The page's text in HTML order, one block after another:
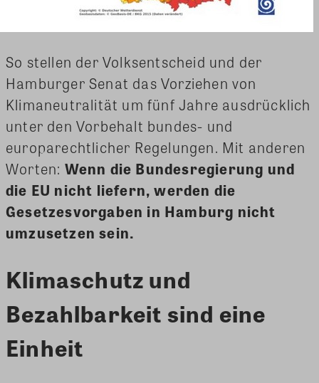
So stellen der Volksentscheid und der
Hamburger Senat das Vorziehen von
Klimaneutralität um fünf Jahre ausdrücklich
unter den Vorbehalt bundes- und
europarechtlicher Regelungen. Mit anderen
Worten: Wenn die Bundesregierung und
die EU nicht liefern, werden die
Gesetzesvorgaben in Hamburg nicht
umzusetzen sein.
Klimaschutz und
Bezahlbarkeit sind eine
Einheit